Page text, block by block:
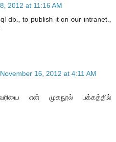
2012 at 11:16 AM
db., to publish it on our intranet.,
November 16, 2012 at 4:11 AM
என் முகநூல் பக்கத்தில்